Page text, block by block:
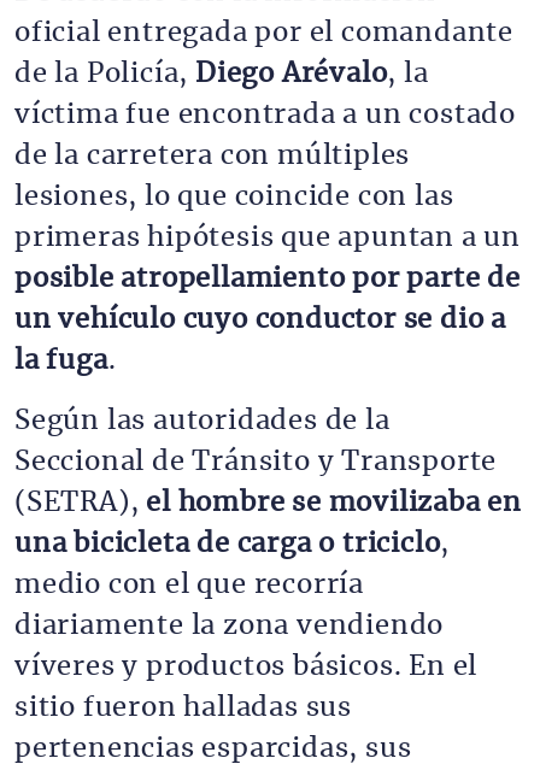
oficial entregada por el comandante
de la Policía, Diego Arévalo, la
víctima fue encontrada a un costado
de la carretera con múltiples
lesiones, lo que coincide con las
primeras hipótesis que apuntan a un
posible atropellamiento por parte de
un vehículo cuyo conductor se dio a
la fuga.
Según las autoridades de la
Seccional de Tránsito y Transporte
(SETRA), el hombre se movilizaba en
una bicicleta de carga o triciclo,
medio con el que recorría
diariamente la zona vendiendo
víveres y productos básicos. En el
sitio fueron halladas sus
pertenencias esparcidas, sus